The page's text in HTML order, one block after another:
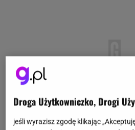
Droga Użytkowniczko, Drogi
jeśli wyrazisz zgodę klikając